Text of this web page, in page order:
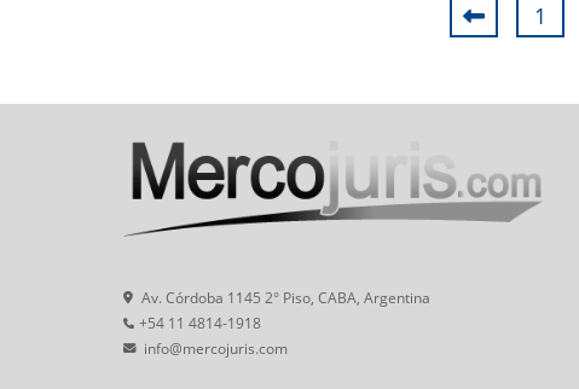
1
Av. Córdoba 1145 2° Piso, CABA, Argentina
+54 11 4814-1918
info@mercojuris.com